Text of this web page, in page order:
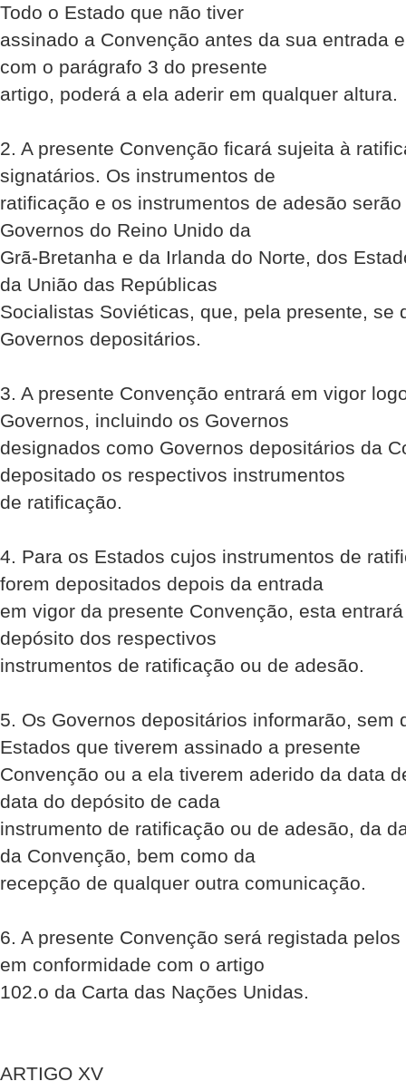
Todo o Estado que não tiver
assinado a Convenção antes da sua entrada
com o parágrafo 3 do presente
artigo, poderá a ela aderir em qualquer altura.
2. A presente Convenção ficará sujeita à
signatários. Os instrumentos de
ratificação e os instrumentos de adesão
Governos do Reino Unido da
Grã-Bretanha e da Irlanda do Norte, dos
da União das Repúblicas
Socialistas Soviéticas, que, pela presente, se
Governos depositários.
3. A presente Convenção entrará em vigor
Governos, incluindo os Governos
designados como Governos depositários da
depositado os respectivos instrumentos
de ratificação.
4. Para os Estados cujos instrumentos de
forem depositados depois da entrada
em vigor da presente Convenção, esta
depósito dos respectivos
instrumentos de ratificação ou de adesão.
5. Os Governos depositários informarão, sem
Estados que tiverem assinado a presente
Convenção ou a ela tiverem aderido da data
data do depósito de cada
instrumento de ratificação ou de adesão, da
da Convenção, bem como da
recepção de qualquer outra comunicação.
6. A presente Convenção será registada
em conformidade com o artigo
102.o da Carta das Nações Unidas.
ARTIGO XV